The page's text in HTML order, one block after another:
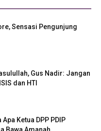
Sensasi Pengunjung
Gus Nadir: Jangan
dan HTI
Ketua DPP PDIP